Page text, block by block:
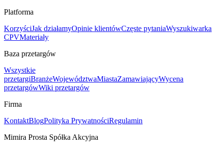
Platforma
KorzyściJak działamyOpinie klientówCzęste pytaniaWyszukiwarka
CPVMateriały
Baza przetargów
Wszystkie
przetargiBranżeWojewództwaMiastaZamawiającyWycena
przetargówWiki przetargów
Firma
KontaktBlogPolityka PrywatnościRegulamin
Mimira Prosta Spółka Akcyjna